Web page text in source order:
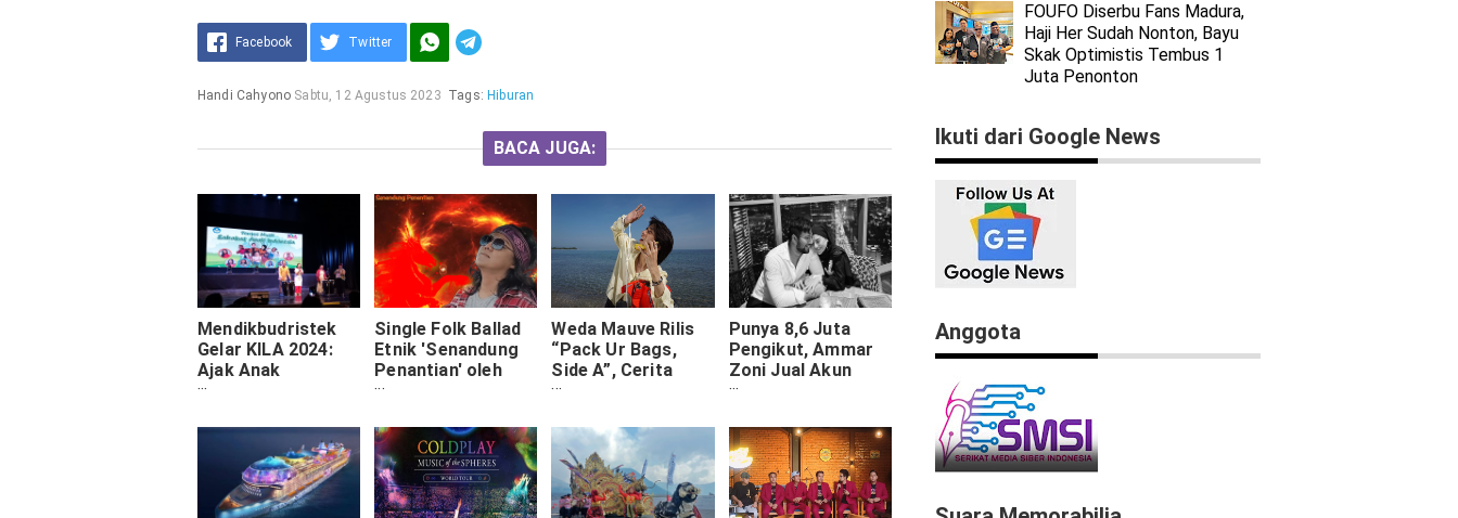
Facebook Twitter
Handi Cahyono Sabtu, 12 Agustus 2023 Tags: Hiburan
BACA JUGA:
Mendikbudristek
Gelar KILA 2024:
Ajak Anak
Indonesia Kenali
Single Folk Ballad
Etnik 'Senandung
Penantian' oleh
Guruh Dhiemas
Pendengar
Weda Mauve Rilis
“Pack Ur Bags,
Side A”, Cerita
Patah Hati hingga
Album
Punya 8,6 Juta
Pengikut, Ammar
Zoni Jual Akun
Instagramnya:
FOUFO Diserbu Fans Madura,
Haji Her Sudah Nonton, Bayu
Skak Optimistis Tembus 1
Juta Penonton
Ikuti dari Google News
Anggota